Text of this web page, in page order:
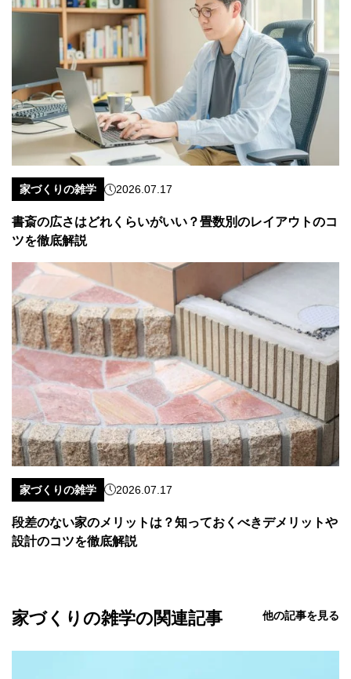
家づくりの雑学 2026.07.17
書斎の広さはどれくらいがいい？畳数別のレイアウトのコ
ツを徹底解説
家づくりの雑学 2026.07.17
段差のない家のメリットは？知っておくべきデメリットや
設計のコツを徹底解説
家づくりの雑学の関連記事 他の記事を見る